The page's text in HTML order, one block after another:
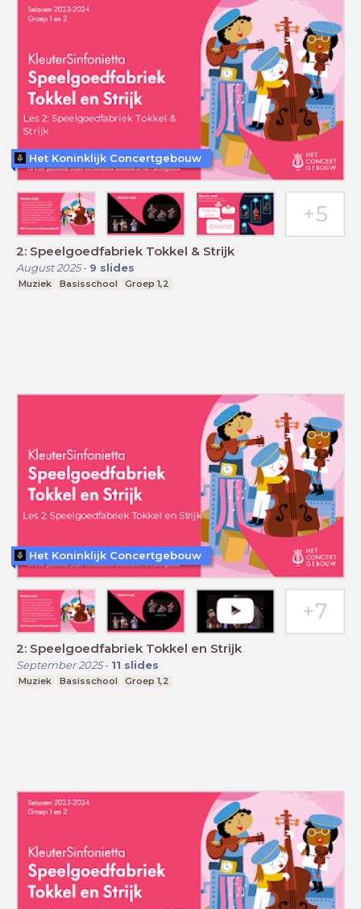
2: Speelgoedfabriek Tokkel & Strijk
August 2025- 9 slides
Muziek Basisschool Groep 1,2
Het Koninklijk Concertgebouw
2: Speelgoedfabriek Tokkel en Strijk
September 2025- 11 slides
Muziek Basisschool Groep 1,2
Het Koninklijk Concertgebouw